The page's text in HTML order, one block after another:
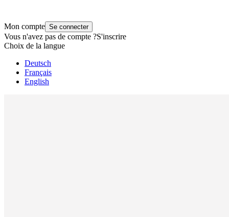
Mon compte Se connecter
Vous n'avez pas de compte ?S'inscrire
Choix de la langue
Deutsch
Français
English